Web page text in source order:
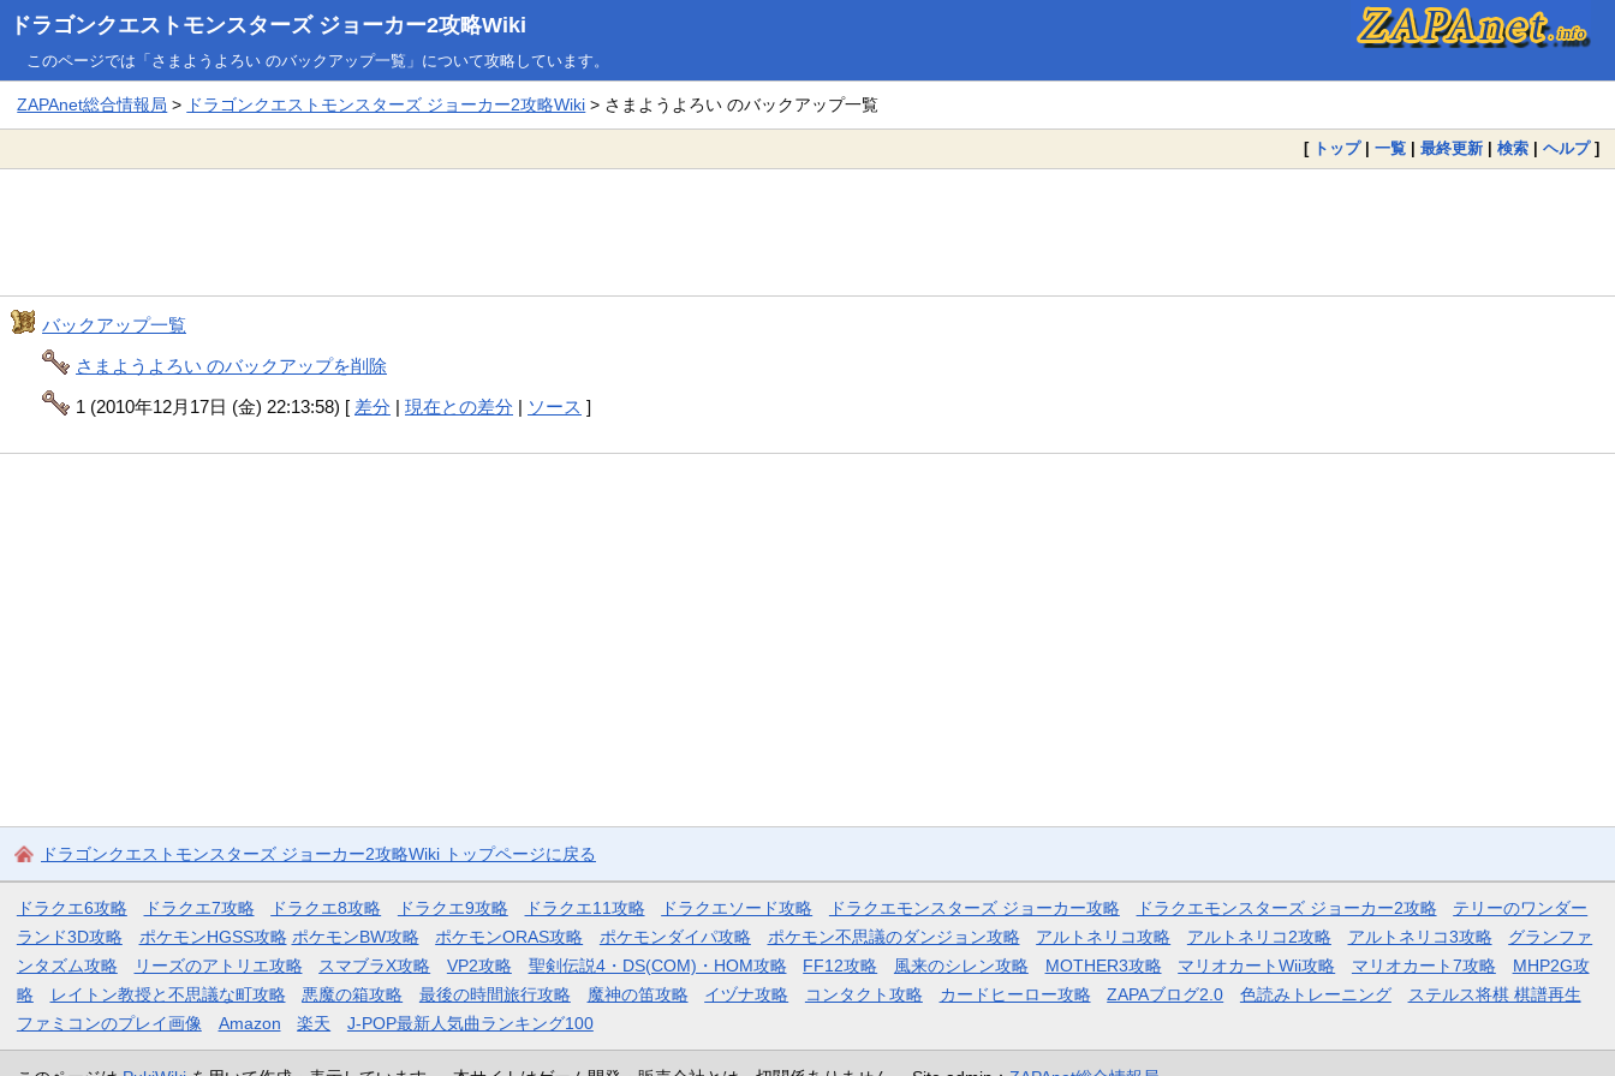
ドラゴンクエストモンスターズ ジョーカー2攻略Wiki
このページでは「さまようよろい のバックアップ一覧」について攻略しています。
ZAPAnet総合情報局 > ドラゴンクエストモンスターズ ジョーカー2攻略Wiki > さまようよろい のバックアップ一覧
[ トップ| 一覧 | 最終更新 | 検索 | ヘルプ]
バックアップ一覧
さまようよろい のバックアップを削除
1 (2010年12月17日 (金) 22:13:58) [ 差分 |現在との差分 | ソース ]
ドラゴンクエストモンスターズ ジョーカー2攻略Wiki トップページに戻る
ドラクエ6攻略 ドラクエ7攻略 ドラクエ8攻略 ドラクエ9攻略 ドラクエ11攻略 ドラクエソード攻略 ドラクエモンスターズ ジョーカー攻略 ドラクエモンスターズ ジョーカー2攻略
テリーのワンダー
ランド3D攻略
ポケモンHGSS攻略 ポケモンBW攻略 ポケモンORAS攻略 ポケモンダイパ攻略 ポケモン不思議のダンジョン攻略 アルトネリコ攻略 アルトネリコ2攻略 アルトネリコ3攻略
グランファ
ンタズム攻略
リーズのアトリエ攻略 スマブラX攻略 VP2攻略 聖剣伝説4・DS(COM)・HOM攻略 FF12攻略 風来のシレン攻略 MOTHER3攻略 マリオカートWii攻略 マリオカート7攻略
MHP2G攻
略
レイトン教授と不思議な町攻略 悪魔の箱攻略 最後の時間旅行攻略 魔神の笛攻略 イヅナ攻略 コンタクト攻略 カードヒーロー攻略 ZAPAブログ2.0 色読みトレーニング
ステルス将棋 棋譜再生
ファミコンのプレイ画像
Amazon 楽天 J-POP最新人気曲ランキング100